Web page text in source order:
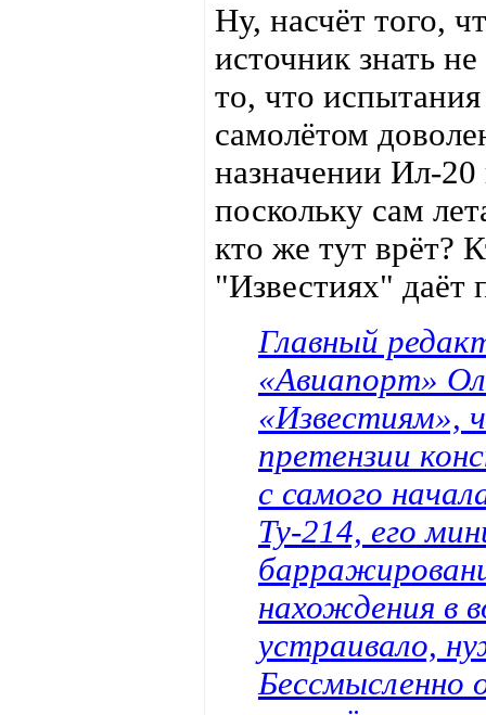
Ну, насчёт того,
источник знать
то, что
самолётом
назначении Ил-
поскольку сам
кто же тут врёт?
"Известиях" даёт
Главный
«Авиапорт»
«Известиям»,
претензии
с самого
Ту-214, его
нахождения в
устраивало,
Бессмысленно